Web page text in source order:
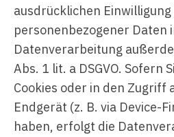
ausdrücklichen
personenbezogener
Datenverarbeitung
Abs. 1 lit. a DSGVO. Sofern
Cookies oder in den
Endgerät (z. B. via Device-
haben, erfolgt die